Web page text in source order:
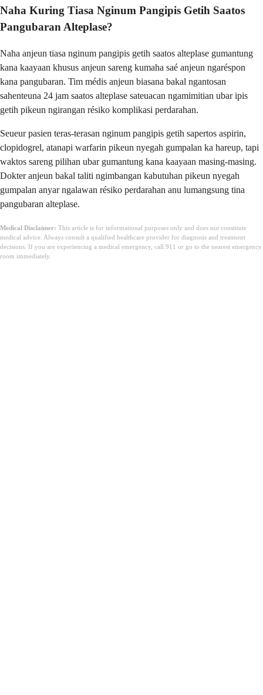
Naha Kuring Tiasa Nginum Pangipis Getih Saatos
Pangubaran Alteplase?
Naha anjeun tiasa nginum pangipis getih saatos alteplase gumantung
kana kaayaan khusus anjeun sareng kumaha saé anjeun ngaréspon
kana pangubaran. Tim médis anjeun biasana bakal ngantosan
sahenteuna 24 jam saatos alteplase sateuacan ngamimitian ubar ipis
getih pikeun ngirangan résiko komplikasi perdarahan.
Seueur pasien teras-terasan nginum pangipis getih sapertos aspirin,
clopidogrel, atanapi warfarin pikeun nyegah gumpalan ka hareup, tapi
waktos sareng pilihan ubar gumantung kana kaayaan masing-masing.
Dokter anjeun bakal taliti ngimbangan kabutuhan pikeun nyegah
gumpalan anyar ngalawan résiko perdarahan anu lumangsung tina
pangubaran alteplase.
Medical Disclaimer: This article is for informational purposes only and does not constitute
medical advice. Always consult a qualified healthcare provider for diagnosis and treatment
decisions. If you are experiencing a medical emergency, call 911 or go to the nearest emergency
room immediately.